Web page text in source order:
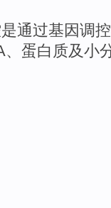
是通过基因调控
、 蛋白质及小